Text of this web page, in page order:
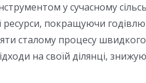
у сучасному
покращуючи
сталому процесу швидкого
на своїй ділянці,